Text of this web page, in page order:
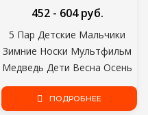
5 Пар Детские Мальчики
Зимние Носки Мультфильм
Медведь Дети Весна Осень
Хлопок Дышащий Держать
Теплый Пол
452 - 604 руб.
ПОДРОБНЕЕ